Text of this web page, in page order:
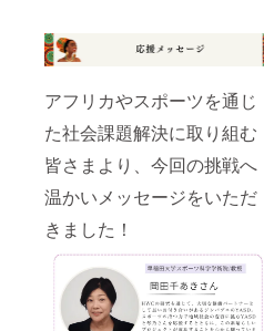
アフリカやスポーツを通じ
た社会課題解決に取り組む
皆さまより、今回の挑戦へ
温かいメッセージをいただ
きました！